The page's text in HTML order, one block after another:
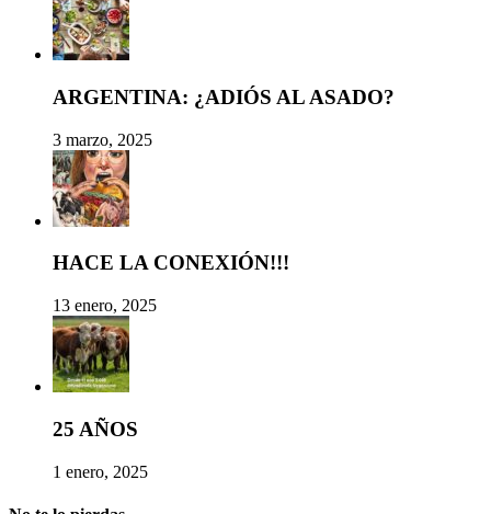
ARGENTINA: ¿ADIÓS AL ASADO?
3 marzo, 2025
HACE LA CONEXIÓN!!!
13 enero, 2025
25 AÑOS
1 enero, 2025